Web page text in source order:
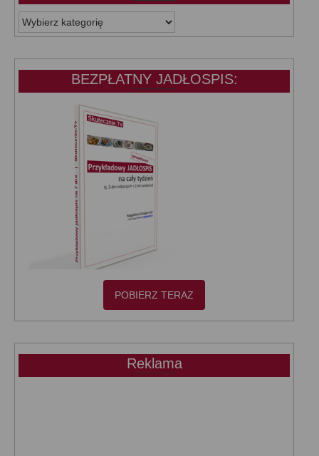
WSZYSTKIE
KATEGORIE:
BEZPŁATNY JADŁOSPIS:
POBIERZ TERAZ
Reklama